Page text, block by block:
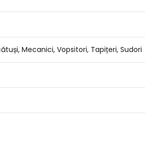
Mecanici, Vopsitori, Tapițeri, Sudori